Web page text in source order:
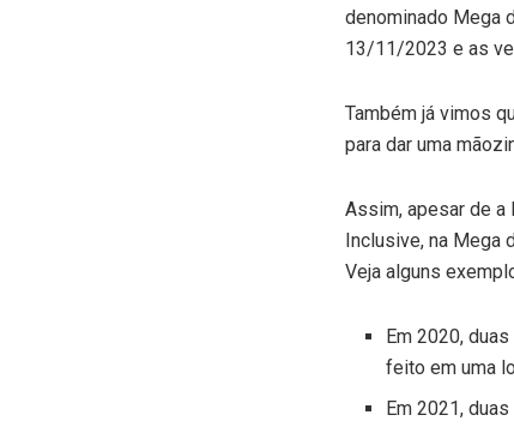
denominado Mega
13/11/2023 e as
Também já vimos
para dar uma
Assim, apesar de a
Inclusive, na Mega
Veja alguns
Em 2020,
feito em uma
Em 2021,